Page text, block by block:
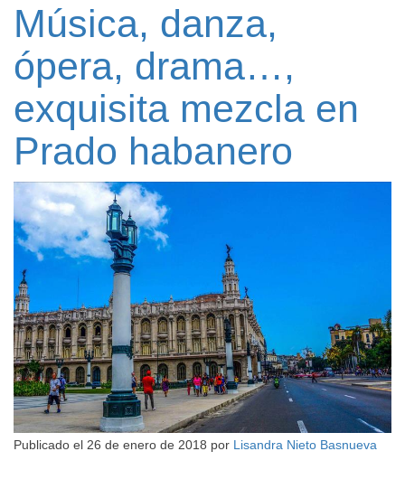
Música, danza,
ópera, drama…,
exquisita mezcla en
Prado habanero
Publicado el 26 de enero de 2018 por Lisandra Nieto Basnueva